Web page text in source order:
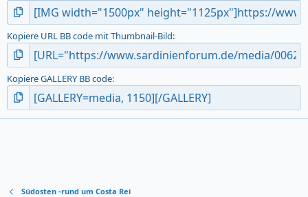
Kopiere URL BB code mit Thumbnail-Bild
Kopiere GALLERY BB code
Südosten -rund um Costa Rei